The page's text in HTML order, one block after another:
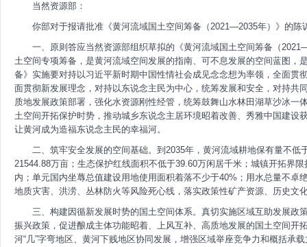
当然资源部：
你部对于报请批准《黄河流域国土空间筹备（2021—2035年）》的陈
一、原则答应当然资源部组织草拟的《黄河流域国土空间筹备（
土空间专项筹备，是黄河流域空间发展的指南、可不息发展的空间蓝图，
备》实施要对持以习近平新时期中国性情社会成见念念想为率领，全面贯
面贯彻新发展理念，对持以东说念主民为中心，统筹发展和安全，对持共
质地发展政策部署，强化水资源刚性经管，统筹鼓舞山水林田湖草沙冰
土空间开拓保护时势，推动城乡东说念主居环境昭着改善、秀雅中国建设
让黄河成为造福东说念主民的幸福河。
二、筑牢安全发展的空间基础。到2035年，黄河流域耕地保有量不低
21544.88万亩；生态保护红线面积不低于39.60万闲居千米；城镇开拓界
内；单元国内坐蓐总值建设用地使用面积着落不少于40%；用水总量不
地质灾害、洪涝、丛林防火等风险死心线，落实政策性矿产资源、历史文
三、构建因循新发展时势的国土空间体系。真切实施区域互助发展政
振兴政策，促进酿成主体功能昭着、上风互补、高质地发展的国土空间开
河“几”字弯地区、黄河下贱地区协同发展，增强区域举座竞争力和概括承